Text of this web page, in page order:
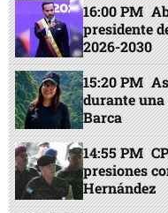
16:00 PM
presidente
2026-2030
15:20 PM
durante una
Barca
14:55 PM
presiones
Hernández